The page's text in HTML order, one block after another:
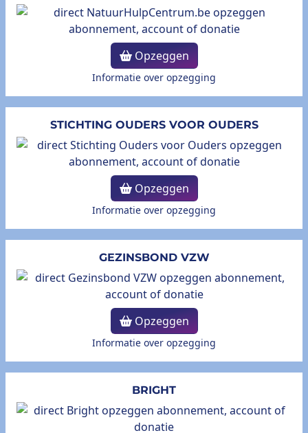
Opzeggen
Informatie over opzegging
STICHTING OUDERS VOOR OUDERS
Opzeggen
Informatie over opzegging
GEZINSBOND VZW
Opzeggen
Informatie over opzegging
BRIGHT